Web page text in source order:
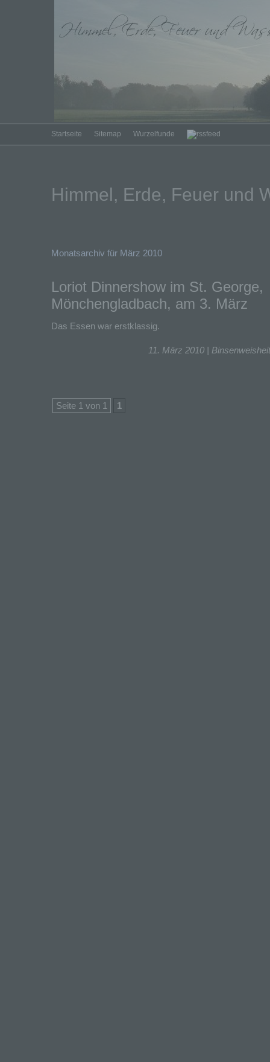
Startseite Sitemap Wurzelfunde
Himmel, Erde, Feuer und
Monatsarchiv für März 2010
Loriot Dinnershow im St. George,
Mönchengladbach, am 3. März
Das Essen war erstklassig.
11. März 2010 |
Seite 1 von 1 1